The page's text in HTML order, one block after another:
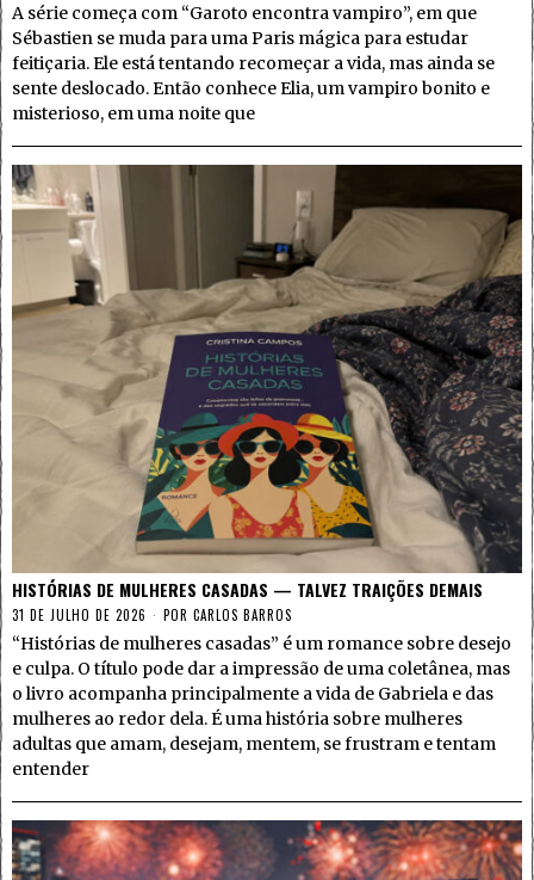
A série começa com “Garoto encontra vampiro”, em que
Sébastien se muda para uma Paris mágica para estudar
feitiçaria. Ele está tentando recomeçar a vida, mas ainda se
sente deslocado. Então conhece Elia, um vampiro bonito e
misterioso, em uma noite que
HISTÓRIAS DE MULHERES CASADAS — TALVEZ TRAIÇÕES DEMAIS
31 DE JULHO DE 2026 POR CARLOS BARROS
“Histórias de mulheres casadas” é um romance sobre desejo
e culpa. O título pode dar a impressão de uma coletânea, mas
o livro acompanha principalmente a vida de Gabriela e das
mulheres ao redor dela. É uma história sobre mulheres
adultas que amam, desejam, mentem, se frustram e tentam
entender